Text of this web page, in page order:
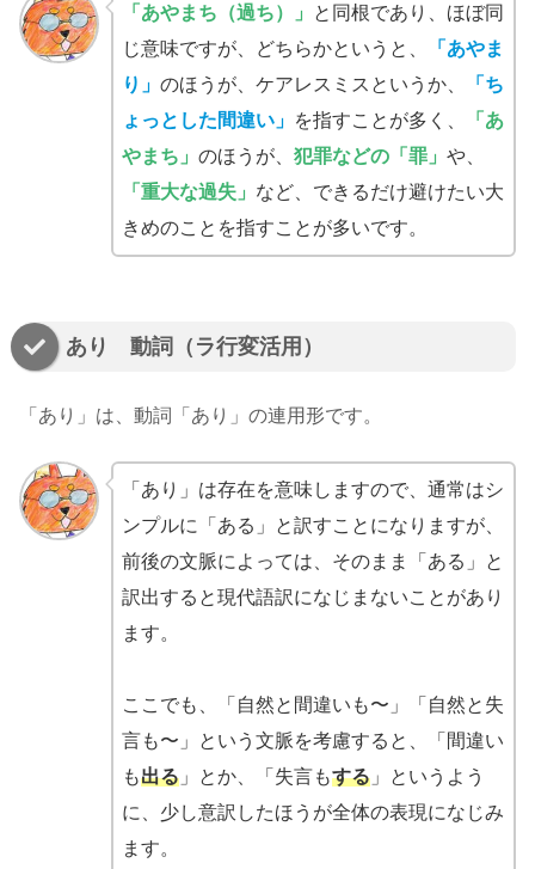
「あやまち（過ち）」
と同根であり、ほぼ同
じ意味ですが、どちらかというと、
「あやま
り」 のほうが、ケアレスミスというか、
「ち
ょっとした間違い」 を指すことが多く、
「あ
やまち」 のほうが、 犯罪などの「罪」 や、
「重大な過失」 など、できるだけ避けたい大
きめのことを指すことが多いです。
あり 動詞（ラ行変活用）
「あり」は、動詞「あり」の連用形です。
「あり」は存在を意味しますので、通常はシ
ンプルに「ある」と訳すことになりますが、
前後の文脈によっては、そのまま「ある」と
訳出すると現代語訳になじまないことがあり
ます。
ここでも、「自然と間違いも〜」「自然と失
言も〜」という文脈を考慮すると、「間違い
も出る」とか、「失言もする」というよう
に、少し意訳したほうが全体の表現になじみ
ます。